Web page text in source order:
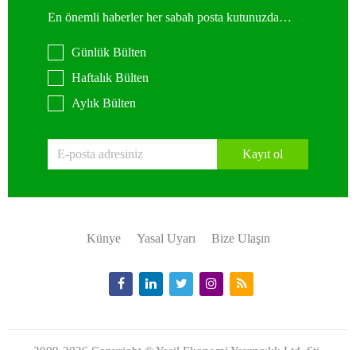
En önemli haberler her sabah posta kutunuzda…
Günlük Bülten
Haftalık Bülten
Aylık Bülten
Kayıt ol
Künye Yasal Uyarı Bize Ulaşın